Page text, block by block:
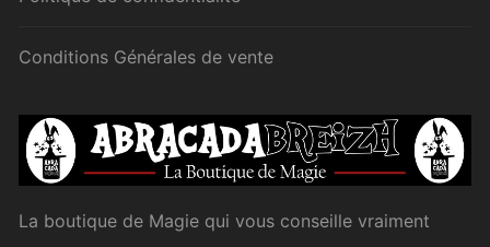
Conditions Générales de vente
La boutique de Magie qui vous conseille vraiment